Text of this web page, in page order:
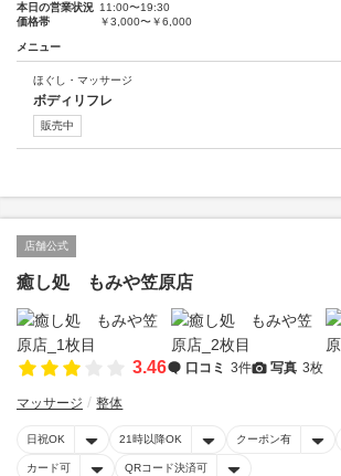
本日の営業状況 11:00〜19:30
価格帯
￥3,000〜￥6,000
メニュー
ほぐし・マッサージ
ボディリフレ
販売中
店舗公式
癒し処 もみや笠原店
3.46 口コミ 3件 写真 3枚
マッサージ 整体
日祝OK 21時以降OK クーポン有
カード可 QRコード決済可